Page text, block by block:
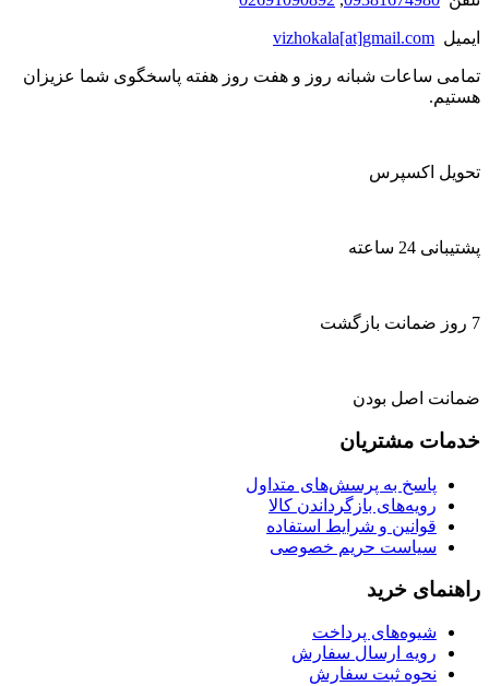
ایمیل vizhokala[at]gmail.com
تمامی ساعات شبانه روز و هفت روز هفته پاسخگوی شما عزیزان
هستیم.
تحویل اکسپرس
پشتیبانی 24 ساعته
7 روز ضمانت بازگشت
ضمانت اصل بودن
خدمات مشتریان
پاسخ به پرسش‌های متداول
رویه‌های بازگرداندن کالا
قوانین و شرایط استفاده
سیاست حریم خصوصی
راهنمای خرید
شیوه‌های پرداخت
رویه ارسال سفارش
نحوه ثبت سفارش